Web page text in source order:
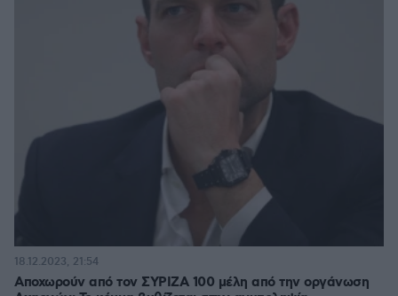
Αποχωρούν από τον ΣΥΡΙΖΑ 100 μέλη από την οργάνωση
18.12.2023, 21:54